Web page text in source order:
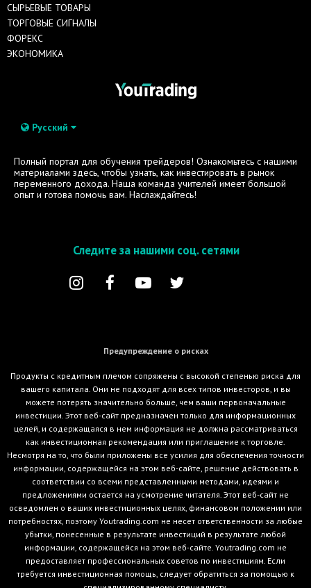
СЫРЬЕВЫЕ ТОВАРЫ
ТОРГОВЫЕ СИГНАЛЫ
ФОРЕКС
ЭКОНОМИКА
Русский
Полный портал для обучения трейдеров! Ознакомьтесь с нашими
материалами здесь, чтобы узнать, как инвестировать в рынок
переменного дохода. Наша команда учителей имеет большой
опыт и готова помочь вам. Наслаждайтесь!
Следите за нашими соц. сетями
Предупреждение о рисках
Продукты с кредитным плечом сопряжены с высокой степенью риска для
вашего капитала. Они не подходят для всех типов инвесторов, и вы
можете потерять значительно больше, чем ваши первоначальные
инвестиции. Этот веб-сайт предназначен только для информационных
целей, и содержащаяся в нем информация не должна рассматриваться
как инвестиционная рекомендация или приглашение к торговле.
Несмотря на то, что были приложены все усилия для обеспечения точности
информации, содержащейся на этом веб-сайте, решение действовать в
соответствии со всеми представленными методами, идеями и
предложениями остается на усмотрение читателя. Этот веб-сайт не
осведомлен о ваших инвестиционных целях, финансовом положении или
потребностях, поэтому Youtrading.com не несет ответственности за любые
убытки, понесенные в результате инвестиций в результате любой
информации, содержащейся на этом веб-сайте. Youtrading.com не
предоставляет профессиональных советов по инвестициям. Если
требуется инвестиционная помощь, следует обратиться за помощью к